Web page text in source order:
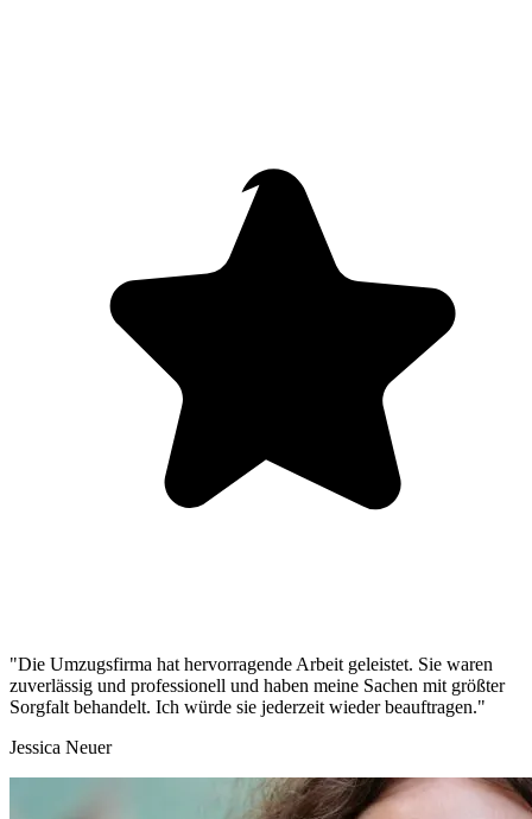
"Die Umzugsfirma hat hervorragende Arbeit geleistet. Sie waren
zuverlässig und professionell und haben meine Sachen mit größter
Sorgfalt behandelt. Ich würde sie jederzeit wieder beauftragen."
Jessica Neuer